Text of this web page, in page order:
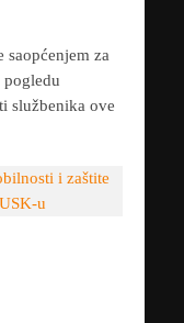
saopćenjem za
službenika ove